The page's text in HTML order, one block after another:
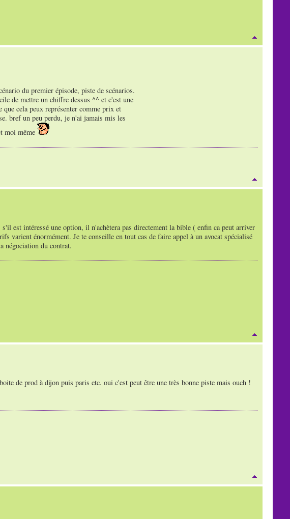
du premier épisode, piste de scénarios.
de mettre un chiffre dessus ^^ et c'est une
cela peux représenter comme prix et
bref un peu perdu, je n'ai jamais mis les
moi même
est intéressé une option, il n'achètera pas directement la bible ( enfin ca peut arriver
varient énormément. Je te conseille en tout cas de faire appel à un avocat spécialisé
négociation du contrat.
de prod à dijon puis paris etc. oui c'est peut être une très bonne piste mais ouch !